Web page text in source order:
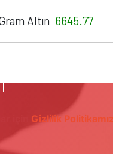
Altın 6645.77
için Gizlilik